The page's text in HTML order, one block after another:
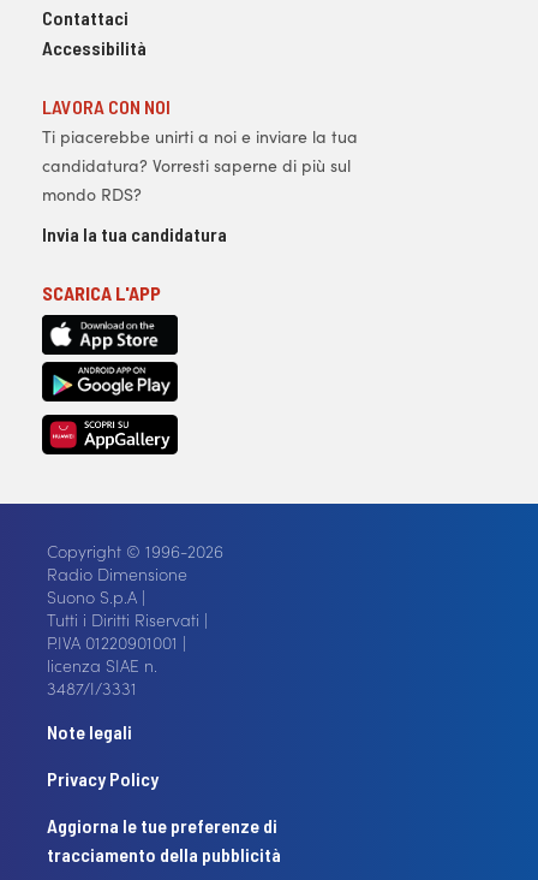
Contattaci
Accessibilità
LAVORA CON NOI
Ti piacerebbe unirti a noi e inviare la tua
candidatura? Vorresti saperne di più sul
mondo RDS?
Invia la tua candidatura
SCARICA L'APP
Copyright © 1996-2026
Radio Dimensione
Suono S.p.A |
Tutti i Diritti Riservati |
P.IVA 01220901001 |
licenza SIAE n.
3487/I/3331
Note legali
Privacy Policy
Aggiorna le tue preferenze di
tracciamento della pubblicità